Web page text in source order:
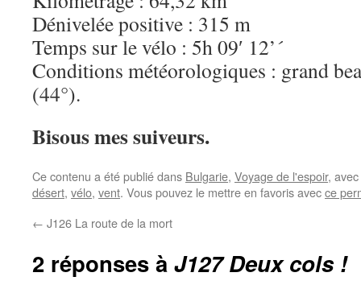
Dénivelée positive : 315 m
Temps sur le vélo : 5h 09′ 12’´
Conditions météorologiques : grand
(44°).
Bisous mes suiveurs.
Ce contenu a été publié dans Bulgarie, Voyage de l'espoir,
désert, vélo, vent. Vous pouvez le mettre en favoris avecce
← J126 La route de la mort
2 réponses à J127 Deux cols !